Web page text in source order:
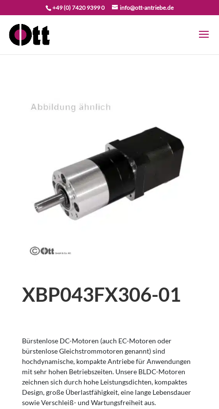
+49 (0) 7420 9399 0 info@ott-antriebe.de
XBP043FX306-01
Bürstenlose DC-Motoren (auch EC-Motoren oder
bürstenlose Gleichstrommotoren genannt) sind
hochdynamische, kompakte Antriebe für Anwendungen
mit sehr hohen Betriebszeiten. Unsere BLDC-Motoren
zeichnen sich durch hohe Leistungsdichten, kompaktes
Design, große Überlastfähigkeit, eine lange Lebensdauer
sowie Verschleiß- und Wartungsfreiheit aus.